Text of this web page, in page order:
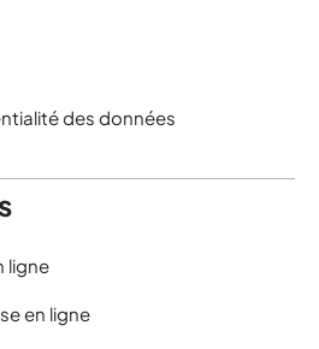
des données
ligne
en ligne